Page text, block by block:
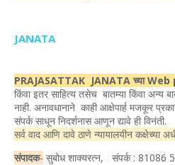
JANATA
PRAJASATTAK JANATA च्या
किंवा इतर साहित्य तसेच बातम्या किंवा
नाही. अनावधानाने काही आक्षेपार्ह मजकूर
संपर्क साधून निदर्शनास आणून द्यावे ही विनंती.
सर्व वाद आणि दावे ठाणे न्यायालयीन कक्षेच्या
संपादक- सुबोध शाक्यरत्न, संपर्क :